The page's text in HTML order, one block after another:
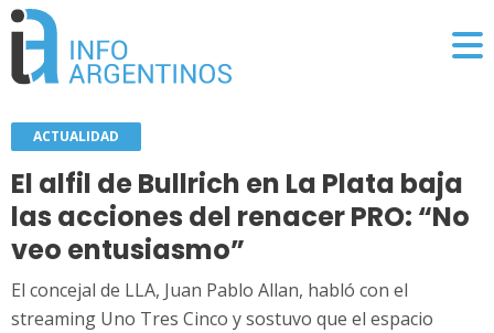
ACTUALIDAD
El alfil de Bullrich en La Plata baja
las acciones del renacer PRO: “No
veo entusiasmo”
El concejal de LLA, Juan Pablo Allan, habló con el
streaming Uno Tres Cinco y sostuvo que el espacio